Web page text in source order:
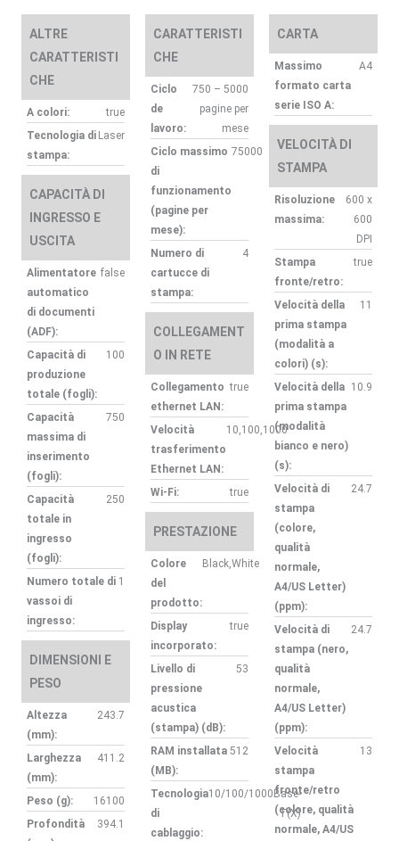
PPM
quantità
ALTRE
CARATTERISTI
CHE
A colori:
true
Tecnologia di
stampa:
Laser
CAPACITÀ DI
INGRESSO E
USCITA
Alimentatore
automatico
di documenti
(ADF):
false
Capacità di
produzione
totale (fogli):
100
Capacità
massima di
inserimento
(fogli):
750
Capacità
totale in
ingresso
(fogli):
250
Numero totale di
vassoi di
ingresso:
1
DIMENSIONI E
PESO
Altezza
(mm):
243.7
Larghezza
(mm):
411.2
Peso (g):
16100
Profondità
394.1
CARATTERISTI
CHE
Ciclo
de
lavoro:
750 – 5000
pagine per
mese
Ciclo massimo
di
funzionamento
(pagine per
mese):
75000
Numero di
cartucce di
stampa:
4
COLLEGAMENT
O IN RETE
Collegamento
ethernet LAN:
true
Velocità
trasferimento
Ethernet LAN:
10,100,1000
Wi-Fi: true
PRESTAZIONE
Colore
del
prodotto:
Black,White
Display
incorporato:
true
Livello di
pressione
acustica
(stampa) (dB):
53
RAM installata
(MB):
512
Tecnologia
di
cablaggio:
10/100/1000Base-
T(X)
CARTA
Massimo
formato carta
serie ISO A:
A4
VELOCITÀ DI
STAMPA
Risoluzione
massima:
600 x
600
DPI
Stampa
fronte/retro:
true
Velocità della
prima stampa
(modalità a
colori) (s):
11
Velocità della
prima stampa
(modalità
bianco e nero)
(s):
10.9
Velocità di
stampa
(colore,
qualità
normale,
A4/US Letter)
(ppm):
24.7
Velocità di
stampa (nero,
qualità
normale,
A4/US Letter)
(ppm):
24.7
Velocità
stampa
fronte/retro
(colore, qualità
normale, A4/US
13